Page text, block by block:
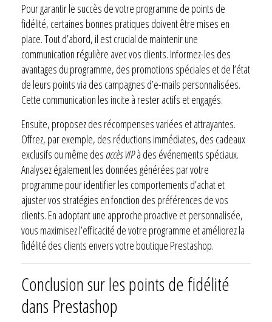
Pour garantir le succès de votre programme de points de
fidélité, certaines bonnes pratiques doivent être mises en
place. Tout d’abord, il est crucial de maintenir une
communication régulière avec vos clients. Informez-les des
avantages du programme, des promotions spéciales et de l’état
de leurs points via des campagnes d’e-mails personnalisées.
Cette communication les incite à rester actifs et engagés.
Ensuite, proposez des récompenses variées et attrayantes.
Offrez, par exemple, des réductions immédiates, des cadeaux
exclusifs ou même des accès VIPà des événements spéciaux.
Analysez également les données générées par votre
programme pour identifier les comportements d’achat et
ajuster vos stratégies en fonction des préférences de vos
clients. En adoptant une approche proactive et personnalisée,
vous maximisez l’efficacité de votre programme et améliorez la
fidélité des clients envers votre boutique Prestashop.
Conclusion sur les points de fidélité
dans Prestashop